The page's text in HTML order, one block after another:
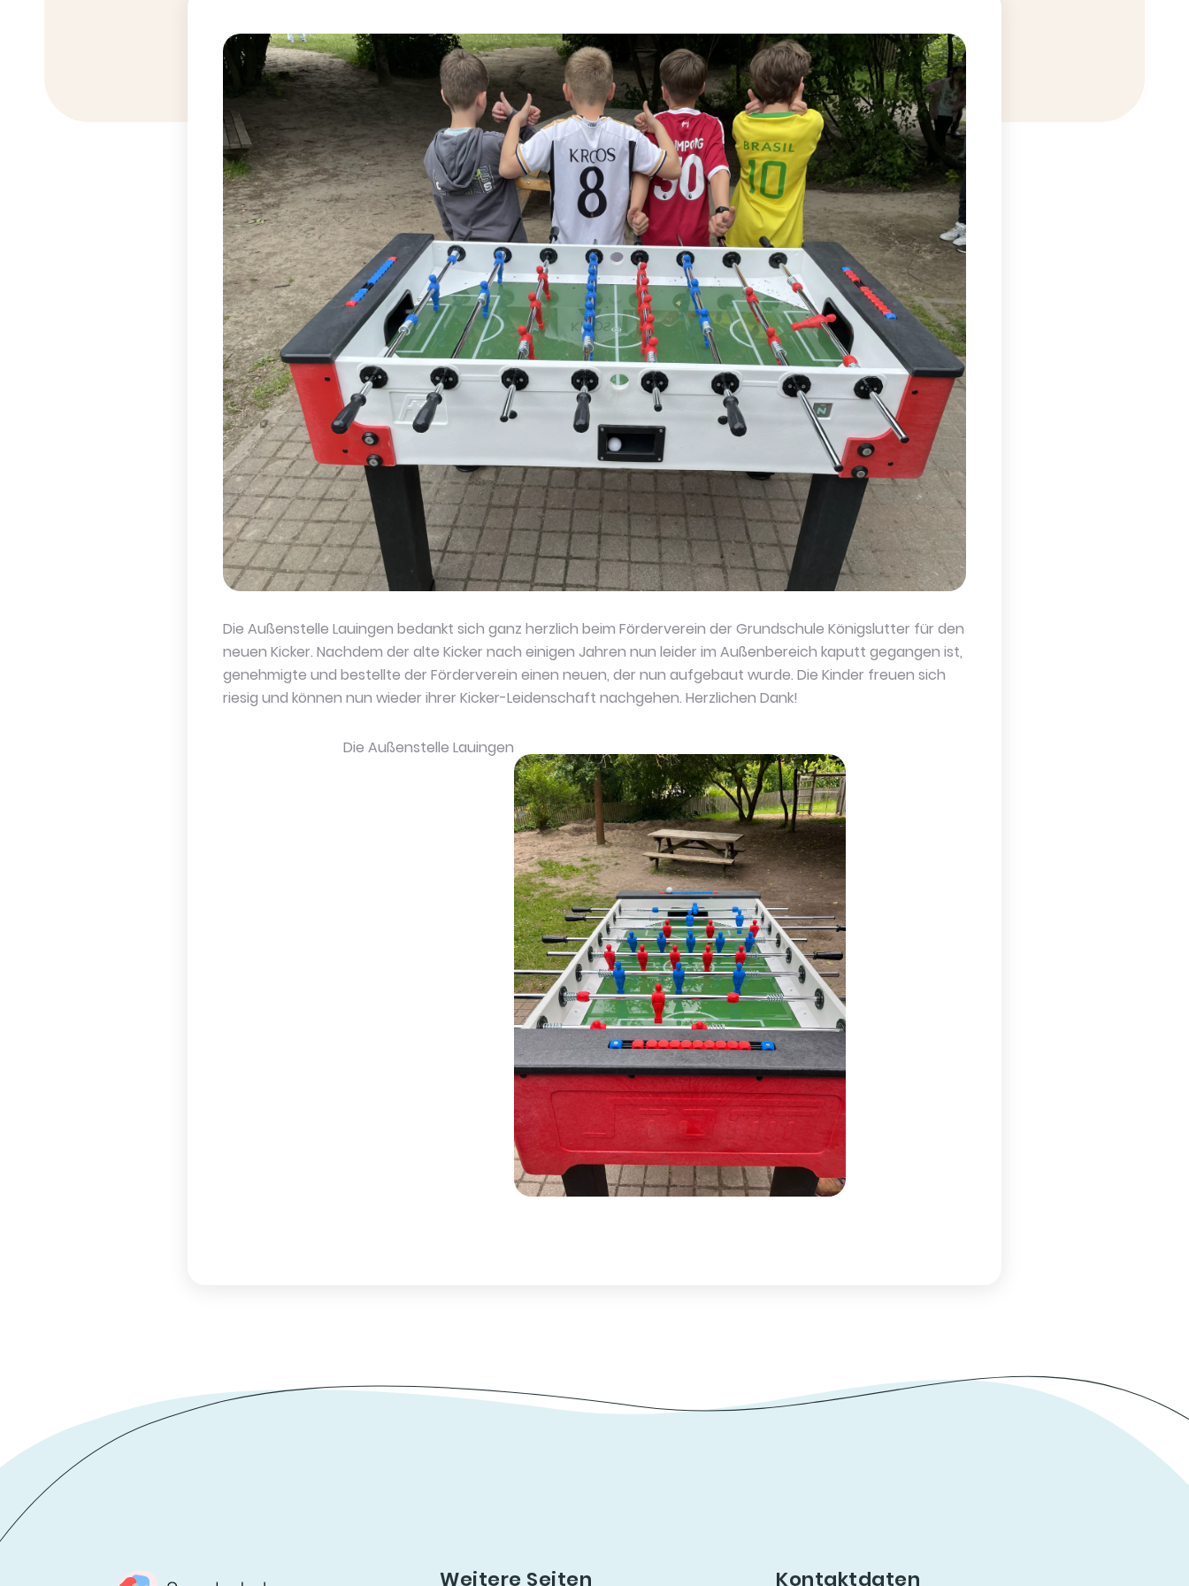
Die Außenstelle Lauingen bedankt sich ganz herzlich beim Förderverein der Grundschule Königslutter für den
neuen Kicker. Nachdem der alte Kicker nach einigen Jahren nun leider im Außenbereich kaputt gegangen ist,
genehmigte und bestellte der Förderverein einen neuen, der nun aufgebaut wurde. Die Kinder freuen sich
riesig und können nun wieder ihrer Kicker-Leidenschaft nachgehen. Herzlichen Dank!
Die Außenstelle Lauingen
Weitere Seiten Kontaktdaten